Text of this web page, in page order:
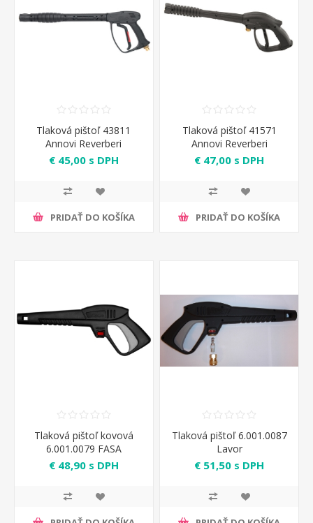
Tlaková pištoľ 43811
Annovi Reverberi
€ 45,00 s DPH
PRIDAŤ DO KOŠÍKA
Tlaková pištoľ 41571
Annovi Reverberi
€ 47,00 s DPH
PRIDAŤ DO KOŠÍKA
Tlaková pištoľ kovová
6.001.0079 FASA
€ 48,90 s DPH
Tlaková pištoľ 6.001.0087
Lavor
€ 51,50 s DPH